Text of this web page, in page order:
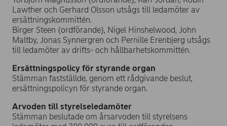
Lawther och Gerhard Olsson utsågs till ledamöter av
ersättningskommittén.
Birger Steen (ordförande), Nigel Hinshelwood, John
Maltby, Jonas Synnergren och Pernille Erenbjerg utsågs
till ledamöter av drifts- och hållbarhetskommittén.
Ersättningspolicy för styrande organ
Stämman fastställde, genom ett rådgivande beslut,
ersättningspolicyn för styrande organ.
Arvoden till styrelseledamöter
Stämman beslutade om årsarvoden till styrelsens